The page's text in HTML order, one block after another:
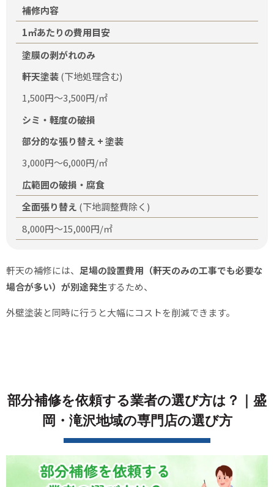
補修内容
1㎡あたりの費用目安
塗膜の剥がれのみ
軒天塗装(下地処理含む)
1,500円〜3,500円/㎡
シミ・軽度の破損
部分的な張り替え + 塗装
3,000円〜6,000円/㎡
広範囲の破損・腐食
全面張り替え (下地調整費除く)
8,000円〜15,000円/㎡
軒天の補修には、 足場の設置費用（軒天のみの工事でも必要な
場合が多い）が別途発生するため、
外壁塗装と同時に行うと大幅にコストを削減できます。
部分補修を依頼する業者の選び方は？｜盛
岡・滝沢地域の専門店の選び方